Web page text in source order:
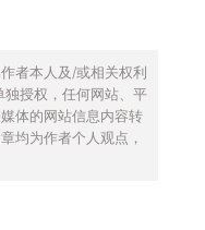
者本人及/或相关权利
独授权，任何网站、平
体的网站信息内容转
均为作者个人观点，